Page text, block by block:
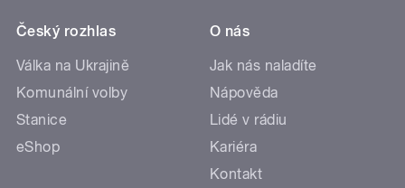
Český rozhlas
Válka na Ukrajině
Komunální volby
Stanice
eShop
O nás
Jak nás naladíte
Nápověda
Lidé v rádiu
Kariéra
Kontakt